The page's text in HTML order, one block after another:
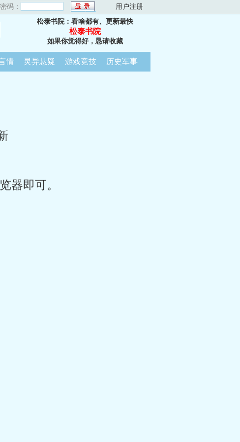
密码： 用户注册
松泰书院：看啥都有、更新最快
松泰书院
如果你觉得好，恳请收藏
情 灵异悬疑 游戏竞技 历史军事
器即可。